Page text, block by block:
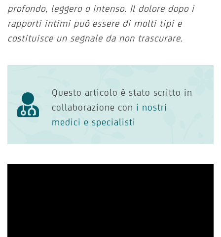
profondo, leggero o intenso. Il dolore dopo i
rapporti intimi può essere di molti tipi e
costituisce un segnale da non trascurare.
Questo articolo è stato scritto in
collaborazione con i nostri
medici e specialisti